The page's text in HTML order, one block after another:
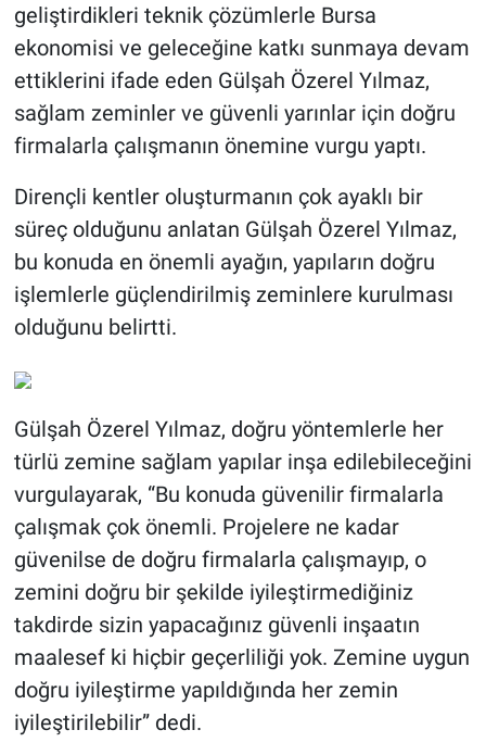
geliştirdikleri teknik çözümlerle Bursa
ekonomisi ve geleceğine katkı sunmaya devam
ettiklerini ifade eden Gülşah Özerel Yılmaz,
sağlam zeminler ve güvenli yarınlar için doğru
firmalarla çalışmanın önemine vurgu yaptı.
Dirençli kentler oluşturmanın çok ayaklı bir
süreç olduğunu anlatan Gülşah Özerel Yılmaz,
bu konuda en önemli ayağın, yapıların doğru
işlemlerle güçlendirilmiş zeminlere kurulması
olduğunu belirtti.
Gülşah Özerel Yılmaz, doğru yöntemlerle her
türlü zemine sağlam yapılar inşa edilebileceğini
vurgulayarak, “Bu konuda güvenilir firmalarla
çalışmak çok önemli. Projelere ne kadar
güvenilse de doğru firmalarla çalışmayıp, o
zemini doğru bir şekilde iyileştirmediğiniz
takdirde sizin yapacağınız güvenli inşaatın
maalesef ki hiçbir geçerliliği yok. Zemine uygun
doğru iyileştirme yapıldığında her zemin
iyileştirilebilir” dedi.